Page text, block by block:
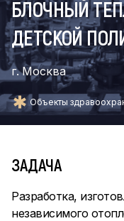
БЛОЧНЫЙ
ДЕТСКОЙ
г. Москва
Объекты
ЗАДАЧА
Разработка,
независимого